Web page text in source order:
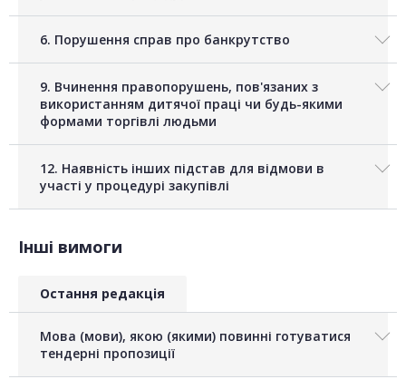
6. Порушення справ про банкрутство
9. Вчинення правопорушень, пов'язаних з
використанням дитячої праці чи будь-якими
формами торгівлі людьми
12. Наявність інших підстав для відмови в
участі у процедурі закупівлі
Інші вимоги
Остання редакція
Мова (мови), якою (якими) повинні готуватися
тендерні пропозиції